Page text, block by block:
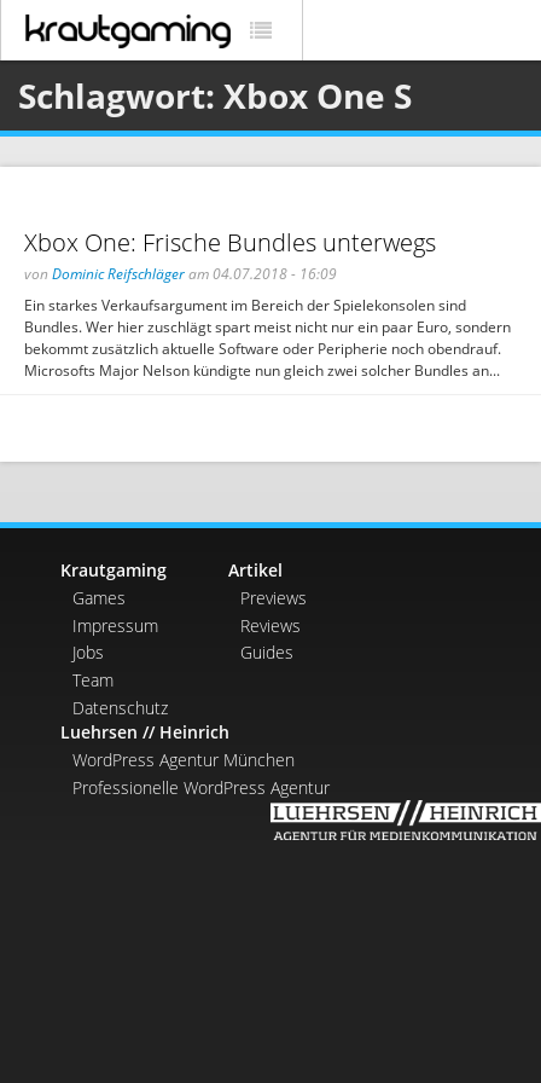
Schlagwort: Xbox One S
Xbox One: Frische Bundles unterwegs
von Dominic Reifschlägeram 04.07.2018 - 16:09
Ein starkes Verkaufsargument im Bereich der Spielekonsolen sind
Bundles. Wer hier zuschlägt spart meist nicht nur ein paar Euro, sondern
bekommt zusätzlich aktuelle Software oder Peripherie noch obendrauf.
Microsofts Major Nelson kündigte nun gleich zwei solcher Bundles an...
Krautgaming
Games
Impressum
Jobs
Team
Datenschutz
Artikel
Previews
Reviews
Guides
Luehrsen // Heinrich
WordPress Agentur München
Professionelle WordPress Agentur